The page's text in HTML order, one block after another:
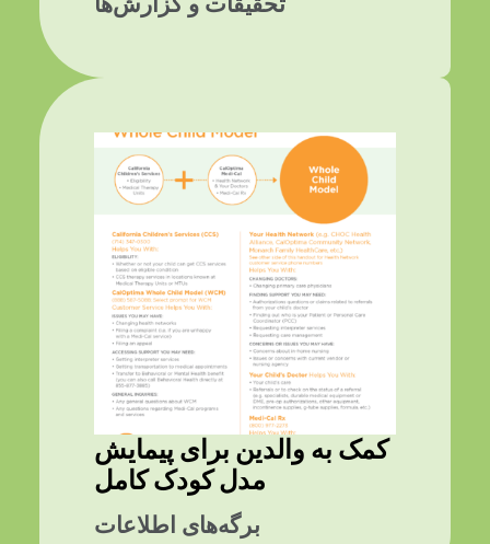
کمک به والدین برای پیمایش
مدل کودک کامل
برگه‌های اطلاعات